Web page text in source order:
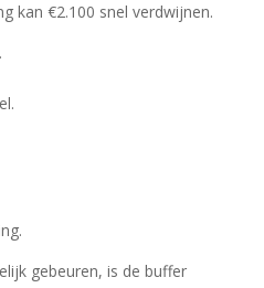
kan €2.100 snel verdwijnen.
gebeuren, is de buffer